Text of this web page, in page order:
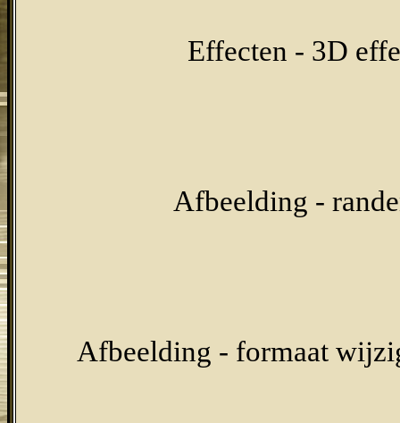
Effecten - 3D
Afbeelding -
Afbeelding - formaat